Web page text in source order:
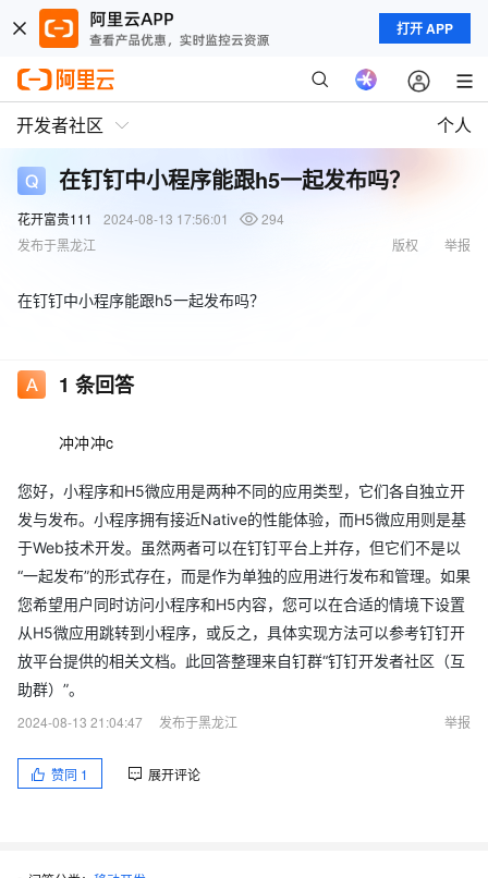
打开 APP
开发者社区 个人
在钉钉中小程序能跟h5一起发布吗？
花开富贵111 2024-08-13 17:56:01
294
发布于黑龙江
举报
版权
在钉钉中小程序能跟h5一起发布吗？
1 条回答
冲冲冲c
您好，小程序和H5微应用是两种不同的应用类型，它们各自独立开
发与发布。小程序拥有接近Native的性能体验，而H5微应用则是基
于Web技术开发。虽然两者可以在钉钉平台上并存，但它们不是以
“一起发布”的形式存在，而是作为单独的应用进行发布和管理。如果
您希望用户同时访问小程序和H5内容，您可以在合适的情境下设置
从H5微应用跳转到小程序，或反之，具体实现方法可以参考钉钉开
放平台提供的相关文档。此回答整理来自钉群“钉钉开发者社区（互
助群）”。
2024-08-13 21:04:47
发布于黑龙江 举报
赞同 1 展开评论